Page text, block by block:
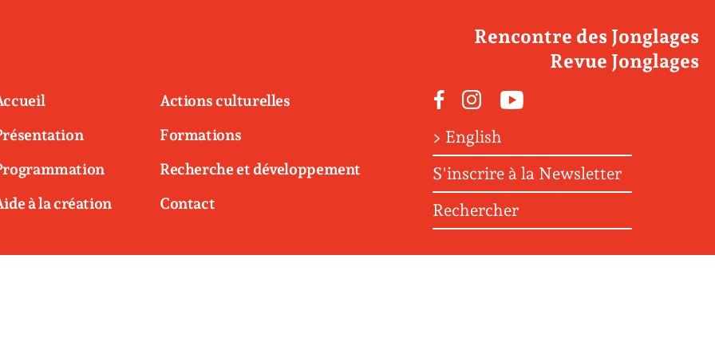
à la création
Actions culturelles
Formations
Recherche et développement
Contact
Facebook
> English
S'inscrire à la Newsletter
Rechercher
Rencontre des Jonglages
Revue Jonglages